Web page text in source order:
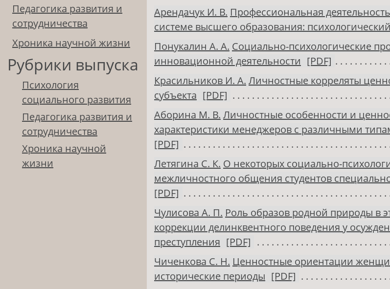
Педагогика развития и
сотрудничества
Хроника научной жизни
Рубрики выпуска
Психология
социального развития
Педагогика развития и
сотрудничества
Хроника научной
жизни
Арендачук И. В. Профессиональная
системе высшего образования:
Понукалин А. А. Социально-психологические
инновационной деятельности [PDF]
Красильников И. А. Личностные корреляты
субъекта [PDF]
Аборина М. В. Личностные особенности и
характеристики менеджеров с различными
[PDF]
Летягина С. К. О некоторых социально-
межличностного общения студентов
[PDF]
Чулисова А. П. Роль образов родной природы в
коррекции делинквентного поведения у
преступления [PDF]
Чиченкова С. Н. Ценностные ориентации
исторические периоды [PDF]